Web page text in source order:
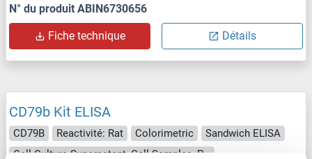
N° du produit ABIN6730656
Fiche technique Détails
CD79b Kit ELISA
CD79B Reactivité: Rat Colorimetric
Sandwich ELISA
Cell Culture Supernatant, Cell Samples, Plasma, Serum, Tissue Lysate